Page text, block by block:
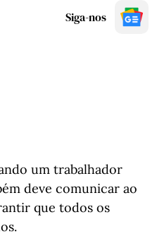
Siga-nos
um trabalhador
deve comunicar ao
que todos os